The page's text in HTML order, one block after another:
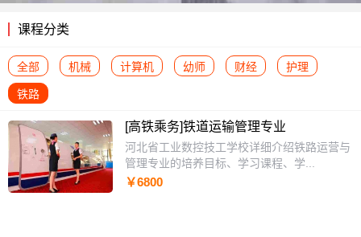
课程分类
全部 机械 计算机 幼师 财经 护理
铁路
[高铁乘务]铁道运输管理专业
河北省工业数控技工学校详细介绍铁路运营与
管理专业的培养目标、学习课程、学...
￥6800